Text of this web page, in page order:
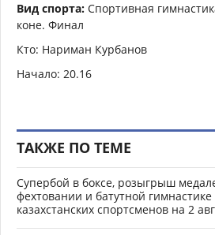
Вид спорта: Спортивная
коне. Финал
Кто: Нариман Курбанов
Начало: 20.16
ТАКЖЕ ПО ТЕМЕ
Супербой в боксе, розыгрыш
фехтовании и батутной
казахстанских спортсменов на 2